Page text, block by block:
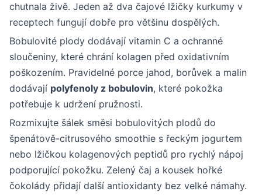
chutnala živě. Jeden až dva čajové lžičky kurkumy v
receptech fungují dobře pro většinu dospělých.
Bobulovité plody dodávají vitamin C a ochranné
sloučeniny, které chrání kolagen před oxidativním
poškozením. Pravidelné porce jahod, borůvek a malin
dodávají polyfenoly z bobulovin, které pokožka
potřebuje k udržení pružnosti.
Rozmixujte šálek směsi bobulovitých plodů do
špenátově-citrusového smoothie s řeckým jogurtem
nebo lžičkou kolagenových peptidů pro rychlý nápoj
podporující pokožku. Zelený čaj a kousek hořké
čokolády přidají další antioxidanty bez velké námahy.